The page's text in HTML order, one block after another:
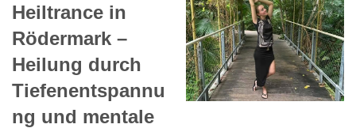
Heiltrance in
Rödermark –
Heilung durch
Tiefenentspannu
ng und mentale